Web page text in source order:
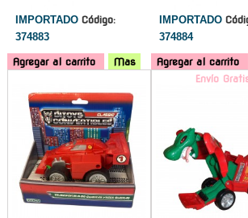
IMPORTADO Código:
374883
Agregar al carrito Mas
IMPORTADO
374884
Agregar al carrito
Envío